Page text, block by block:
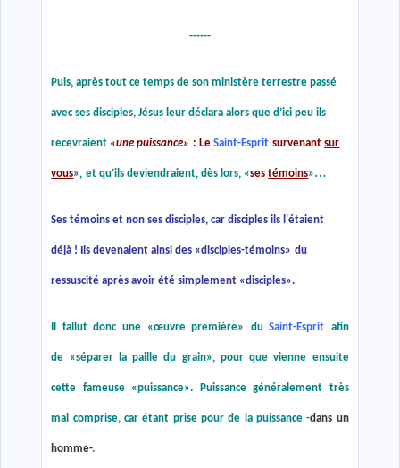
------
Puis, après tout ce temps de son ministère terrestre passé
avec ses disciples, Jésus leur déclara alors que d’ici peu ils
recevraient «une puissance» : LeSaint-Esprit survenantsur
vous», et qu’ils deviendraient, dès lors, «sestémoins»…
Ses témoins et non ses disciples, car disciples ils l'étaient
déjà ! Ils devenaient ainsi des «disciples-témoins» du
ressuscité après avoir été simplement «disciples».
Il fallut donc une «œuvre première» duSaint-Esprit afin
de «séparer la paille du grain», pour que vienne ensuite
cette fameuse «puissance». Puissance généralement très
mal comprise, car étant prise pour de la puissance -dans un
homme-.